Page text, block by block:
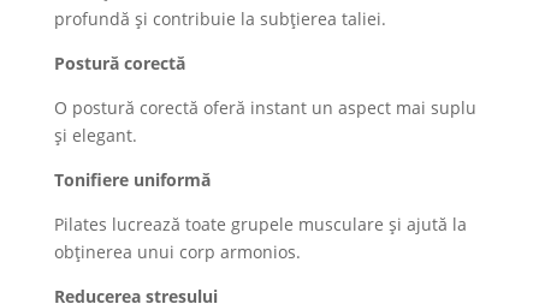
profundă și contribuie la subțierea taliei.
Postură corectă
O postură corectă oferă instant un aspect mai suplu
și elegant.
Tonifiere uniformă
Pilates lucrează toate grupele musculare și ajută la
obținerea unui corp armonios.
Reducerea stresului